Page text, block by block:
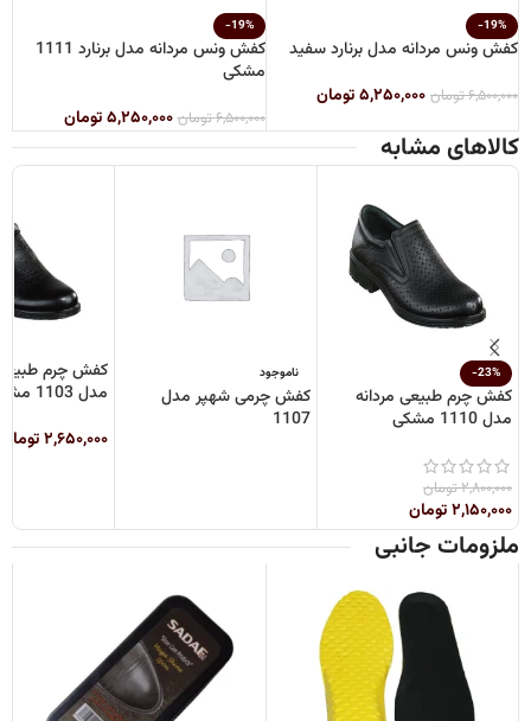
-19%
کفش ونس مردانه مدل برنارد سفید
۶,۵۰۰,۰۰۰تومان ۵,۲۵۰,۰۰۰تومان
-19%
کفش ونس مردانه مدل برنارد 1111
مشکی
۶,۵۰۰,۰۰۰تومان ۵,۲۵۰,۰۰۰ تومان
کالاهای مشابه
-23%
کفش چرم طبیعی مردانه
مدل 1110 مشکی
۲,۸۰۰,۰۰۰تومان
۲,۱۵۰,۰۰۰تومان
ناموجود
کفش چرمی شهپر مدل
1107
کفش چرم طبیعی
مدل 1103 مشکی
۲,۶۵۰,۰۰۰تومان
ملزومات جانبی